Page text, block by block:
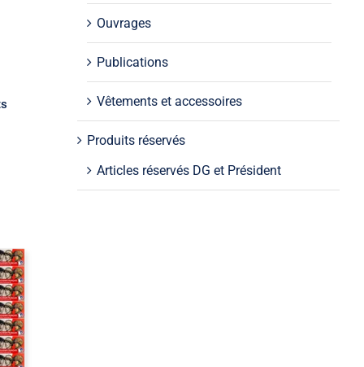
Ouvrages
Publications
Vêtements et accessoires
Produits réservés
Articles réservés DG et Président